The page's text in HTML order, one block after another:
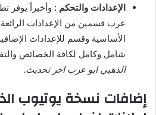
الإعدادات والتحكم : وأخيراً يوفر
عرب قسمين من الإعدادات
الأساسية وقسم للإعدادات
شامل وكامل لكافة الخصائص
الذهبي ابو عرب اخر تحديث.
إضافات نسخة يوتيوب